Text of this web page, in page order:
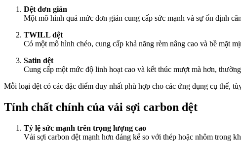
Dệt đơn giản
Một mô hình quá mức đơn giản cung cấp sức mạnh và sự ổn định
TWILL dệt
Có một mô hình chéo, cung cấp khả năng rèm nâng cao và bề mặt
Satin dệt
Cung cấp một mức độ linh hoạt cao và kết thúc mượt mà hơn,
Mỗi loại dệt có các đặc điểm duy nhất phù hợp cho các ứng dụng cụ thể,
Tính chất chính của vải sợi carbon dệt
Tỷ lệ sức mạnh trên trọng lượng cao
Vải sợi carbon dệt mạnh hơn đáng kể so với thép hoặc nhôm trong